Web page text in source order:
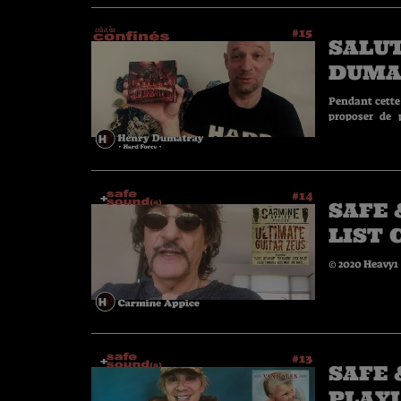
Pendant
proposer de
SAFE
LIST
© 2020 Heavy1
SAFE